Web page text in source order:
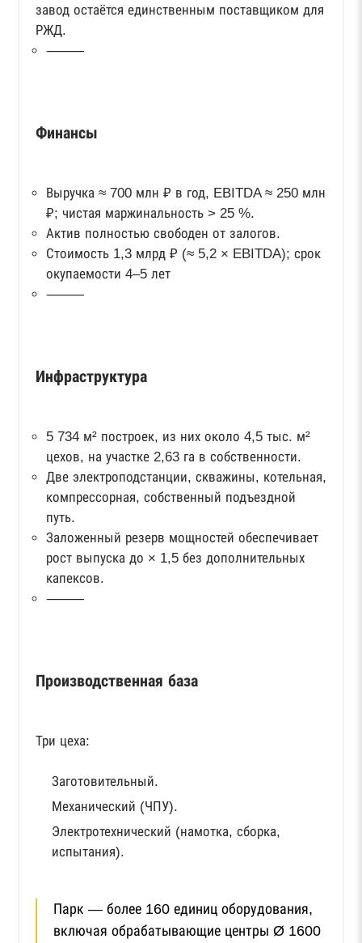
завод остаётся единственным поставщиком для
РЖД.
⸻
Финансы
Выручка ≈ 700 млн ₽ в год, EBITDA ≈ 250 млн
₽; чистая маржинальность > 25 %.
Актив полностью свободен от залогов.
Стоимость 1,3 млрд ₽ (≈ 5,2 × EBITDA); срок
окупаемости 4–5 лет
⸻
Инфраструктура
5 734 м² построек, из них около 4,5 тыс. м²
цехов, на участке 2,63 га в собственности.
Две электроподстанции, скважины, котельная,
компрессорная, собственный подъездной
путь.
Заложенный резерв мощностей обеспечивает
рост выпуска до × 1,5 без дополнительных
капексов.
⸻
Производственная база
Три цеха:
Заготовительный.
Механический (ЧПУ).
Электротехнический (намотка, сборка,
испытания).
Парк — более 160 единиц оборудования,
включая обрабатывающие центры Ø 1600